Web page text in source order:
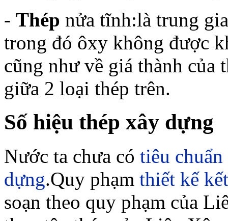
- Thép nửa tĩnh:là trung
trong đó ôxy không được
cũng như về giá thành của
giữa 2 loại thép trên.
Số hiệu thép xây dựng
Nước ta chưa có tiêu chuẩn
dựng.Quy phạm thiết kế
soạn theo quy phạm của